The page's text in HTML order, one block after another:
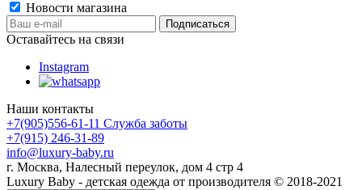
Новости магазина
Оставайтесь на связи
Instagram
Наши контакты
+7(905)556-61-11 Служба заботы
+7(915) 246-31-89
info@luxury-baby.ru
г. Москва, Налесный переулок, дом 4 стр 4
Luxury Baby - детская одежда от производителя © 2018-2021